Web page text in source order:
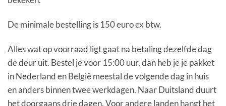
De minimale bestelling is 150 euro ex btw.
Alles wat op voorraad ligt gaat na betaling dezelfde dag
de deur uit. Bestel je voor 15:00 uur, dan heb je je pakket
in Nederland en België meestal de volgende dag in huis
en anders binnen twee werkdagen. Naar Duitsland duurt
het doorgaans drie dagen. Voor andere landen hangt het